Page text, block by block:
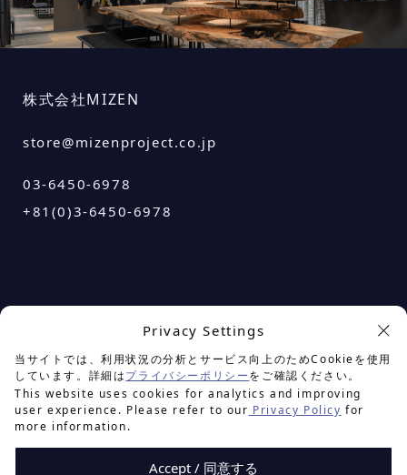
Privacy Settings
当サイトでは、利用状況の分析とサービス向上のためCookieを使用
しています。詳細はプライバシーポリシーをご確認ください。
This website uses cookies for analytics and improving
user experience. Please refer to our Privacy Policy for
more information.
Accept / 同意する
株式会社MIZEN
store@mizenproject.co.jp
03-6450-6978
+81(0)3-6450-6978
余白を楽しむプロジェクト